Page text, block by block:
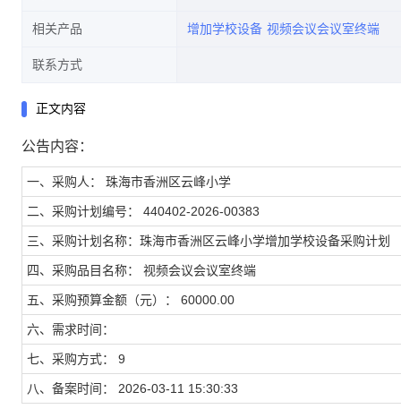
相关产品 增加学校设备 视频会议会议室终端
联系方式
正文内容
公告内容：
一、采购人： 珠海市香洲区云峰小学
二、采购计划编号： 440402-2026-00383
三、采购计划名称：珠海市香洲区云峰小学增加学校设备采购计划
四、采购品目名称： 视频会议会议室终端
五、采购预算金额（元）： 60000.00
六、需求时间：
七、采购方式： 9
八、备案时间： 2026-03-11 15:30:33